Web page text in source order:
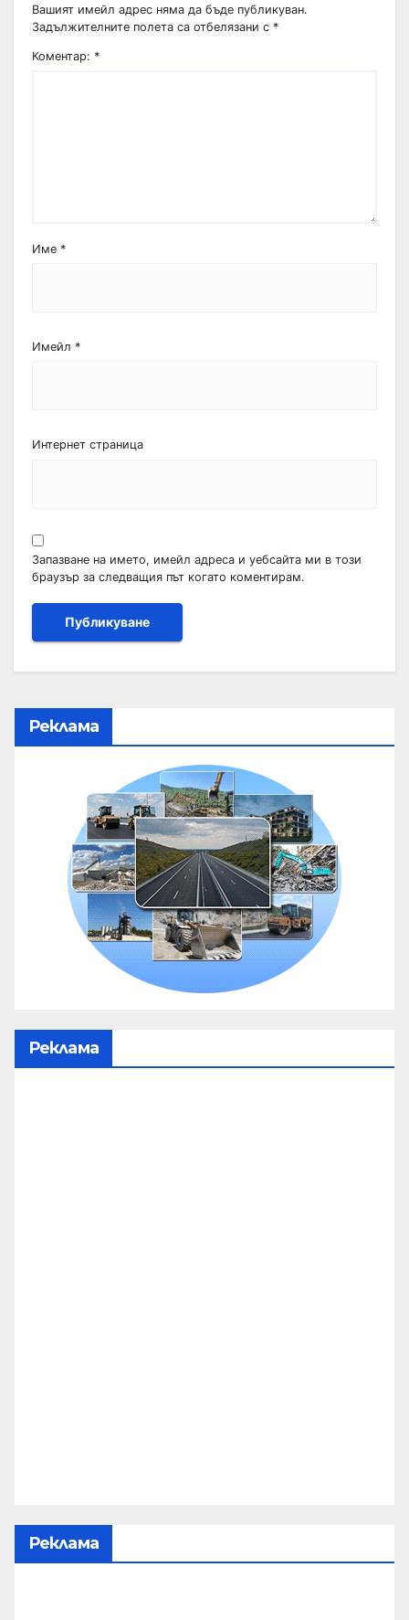
Вашият имейл адрес няма да бъде публикуван.
Задължителните полета са отбелязани с *
Коментар: *
Име *
Имейл *
Интернет страница
Запазване на името, имейл адреса и уебсайта ми в този
браузър за следващия път когато коментирам.
Реклама
Реклама
Реклама